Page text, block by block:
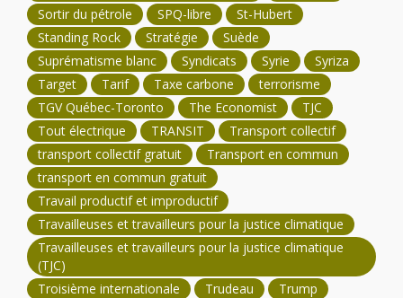
Sortir du pétrole
SPQ-libre
St-Hubert
Standing Rock
Stratégie
Suède
Suprématisme blanc
Syndicats Syrie
Syriza
Target
Tarif Taxe carbone
terrorisme
TGV Québec-Toronto
The Economist
TJC
Tout électrique
TRANSIT
Transport collectif
transport collectif gratuit
Transport en commun
transport en commun gratuit
Travail productif et improductif
Travailleuses et travailleurs pour la justice climatique
Travailleuses et travailleurs pour la justice climatique
(TJC)
Troisième internationale
Trudeau
Trump